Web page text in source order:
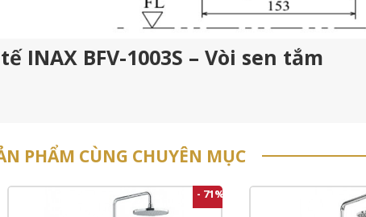
INAX BFV-1003S – Vòi sen tắm
PHẨM CÙNG CHUYÊN MỤC
- 71%